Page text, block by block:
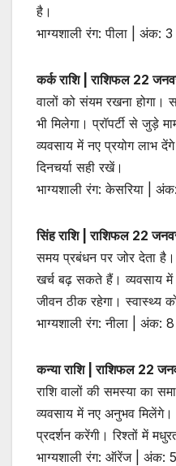
है।
भाग्यशाली रंग: पीला | अंक: 3
कर्क राशि | राशिफल 22
वालों को संयम रखना होगा।
भी मिलेगा। प्रॉपर्टी से जुड़े
व्यवसाय में नए प्रयोग लाभ
दिनचर्या सही रखें।
भाग्यशाली रंग: केसरिया |
सिंह राशि | राशिफल 22
समय प्रबंधन पर जोर देता
खर्च बढ़ सकते हैं। व्यवसाय में
जीवन ठीक रहेगा। स्वास्थ्य
भाग्यशाली रंग: नीला | अंक: 8
कन्या राशि | राशिफल 22
राशि वालों की समस्या का
व्यवसाय में नए अनुभव मिलेंगे।
प्रदर्शन करेंगी। रिश्तों में
भाग्यशाली रंग: ऑरेंज | अंक: 5